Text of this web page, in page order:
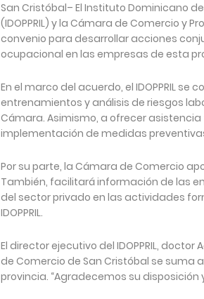
San Cristóbal– El Instituto Dominicano
(IDOPPRIL) y la Cámara de Comercio y
convenio para desarrollar acciones
ocupacional en las empresas de esta
En el marco del acuerdo, el IDOPPRIL
entrenamientos y análisis de riesgos
Cámara. Asimismo, a ofrecer
implementación de medidas
Por su parte, la Cámara de Comercio
También, facilitará información de las
del sector privado en las actividades
IDOPPRIL.
El director ejecutivo del IDOPPRIL,
de Comercio de San Cristóbal se suma
provincia. “Agradecemos su disposición